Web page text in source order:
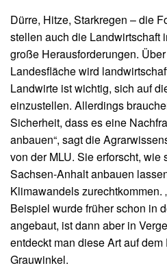
Dürre, Hitze, Starkregen – die
stellen auch die Landwirtschaft
große Herausforderungen.
Landesfläche wird
Landwirte ist wichtig, sich auf
einzustellen. Allerdings
Sicherheit, dass es eine
anbauen“, sagt die
von der MLU. Sie erforscht, wie
Sachsen-Anhalt anbauen
Klimawandels zurechtkommen.
Beispiel wurde früher schon in
angebaut, ist dann aber in
entdeckt man diese Art auf
Grauwinkel.